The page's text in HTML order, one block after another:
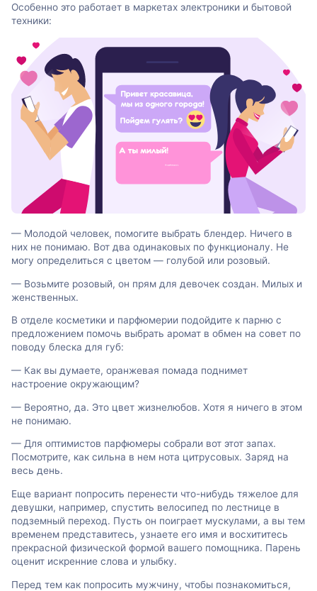
Особенно это работает в маркетах электроники и бытовой
техники:
— Молодой человек, помогите выбрать блендер. Ничего в
них не понимаю. Вот два одинаковых по функционалу. Не
могу определиться с цветом — голубой или розовый.
— Возьмите розовый, он прям для девочек создан. Милых и
женственных.
В отделе косметики и парфюмерии подойдите к парню с
предложением помочь выбрать аромат в обмен на совет по
поводу блеска для губ:
— Как вы думаете, оранжевая помада поднимет
настроение окружающим?
— Вероятно, да. Это цвет жизнелюбов. Хотя я ничего в этом
не понимаю.
— Для оптимистов парфюмеры собрали вот этот запах.
Посмотрите, как сильна в нем нота цитрусовых. Заряд на
весь день.
Еще вариант попросить перенести что-нибудь тяжелое для
девушки, например, спустить велосипед по лестнице в
подземный переход. Пусть он поиграет мускулами, а вы тем
временем представитесь, узнаете его имя и восхититесь
прекрасной физической формой вашего помощника. Парень
оценит искренние слова и улыбку.
Перед тем как попросить мужчину, чтобы познакомиться,